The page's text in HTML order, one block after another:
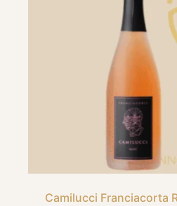
Camilucci Franciacorta